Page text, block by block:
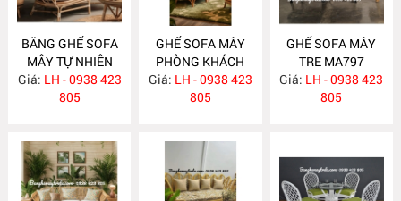
BĂNG GHẾ SOFA
MÂY TỰ NHIÊN
PHÒNG KHÁCH
MA799
Giá: LH - 0938 423
805
GHẾ SOFA MÂY
PHÒNG KHÁCH
MA798
Giá: LH - 0938 423
805
GHẾ SOFA MÂY
TRE MA797
Giá: LH - 0938 423
805